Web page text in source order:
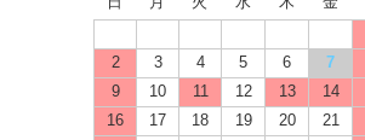
2
3 4 5 6 7
9
10 11 12 13 14
16
17 18 19 20 21